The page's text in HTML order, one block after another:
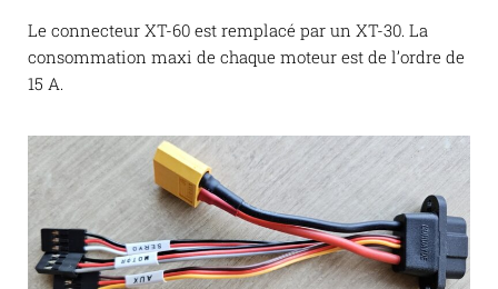
Le connecteur XT-60 est remplacé par un XT-30. La
consommation maxi de chaque moteur est de l’ordre de
15 A.